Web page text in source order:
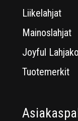
Liikelahjat
Mainoslahjat
Joyful
Tuotemerkit